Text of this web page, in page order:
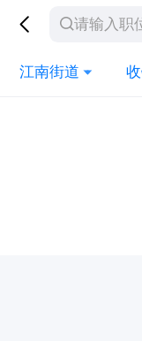
江南街道